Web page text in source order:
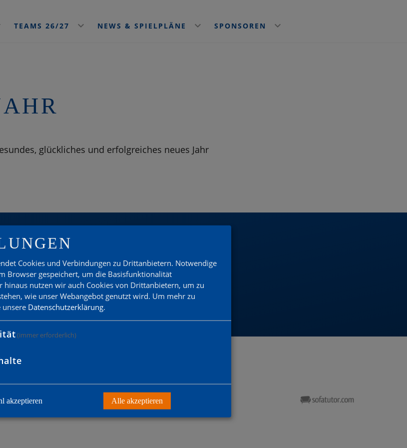
TEAMS 26/27 NEWS & SPIELPLÄNE SPONSOREN
glückliches und erfolgreiches neues Jahr
MITGLIED WERDEN?
Zum Probetraining anmelden
Cookies und Verbindungen zu Drittanbietern. Notwendige
Browser gespeichert, um die Basisfunktionalität
hinaus nutzen wir auch Cookies von Drittanbietern, um zu
wie unser Webangebot genutzt wird. Um mehr zu
unsere Datenschutzerklärung.
(immer erforderlich)
akzeptieren Alle akzeptieren